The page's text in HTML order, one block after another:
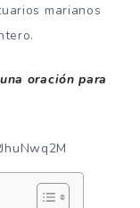
marianos
oración para